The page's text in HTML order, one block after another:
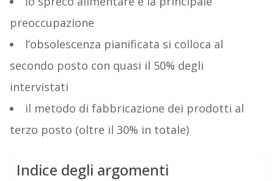
preoccupazione
l’obsolescenza pianificata si colloca al
secondo posto con quasi il 50% degli
intervistati
il metodo di fabbricazione dei prodotti al
terzo posto (oltre il 30% in totale)
Indice degli argomenti